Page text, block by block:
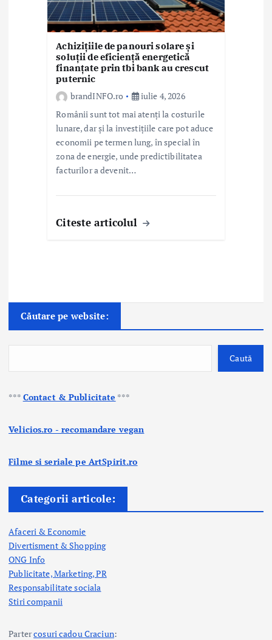
Achizițiile de panouri solare și
soluții de eficiență energetică
finanțate prin tbi bank au crescut
puternic
brandINFO.ro
iulie 4, 2026
Românii sunt tot mai atenți la costurile
lunare, dar și la investițiile care pot aduce
economii pe termen lung, în special în
zona de energie, unde predictibilitatea
facturilor a devenit…
Citeste articolul
Căutare pe website:
Caută
*** Contact & Publicitate ***
Velicios.ro - recomandare vegan
Filme si seriale pe ArtSpirit.ro
Categorii articole:
Afaceri & Economie
Divertisment & Shopping
ONG Info
Publicitate, Marketing, PR
Responsabilitate sociala
Stiri companii
Partercosuri cadou Craciun: